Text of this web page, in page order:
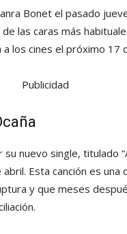
Bonet el pasado
las caras más
a los cines el próximo 17
Publicidad
nuevo single, titulado
Esta canción es
y que meses